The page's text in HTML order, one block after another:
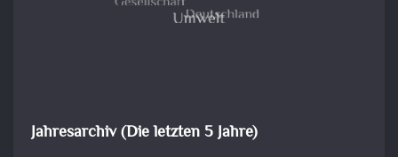
Jahresarchiv (Die letzten 5 Jahre)